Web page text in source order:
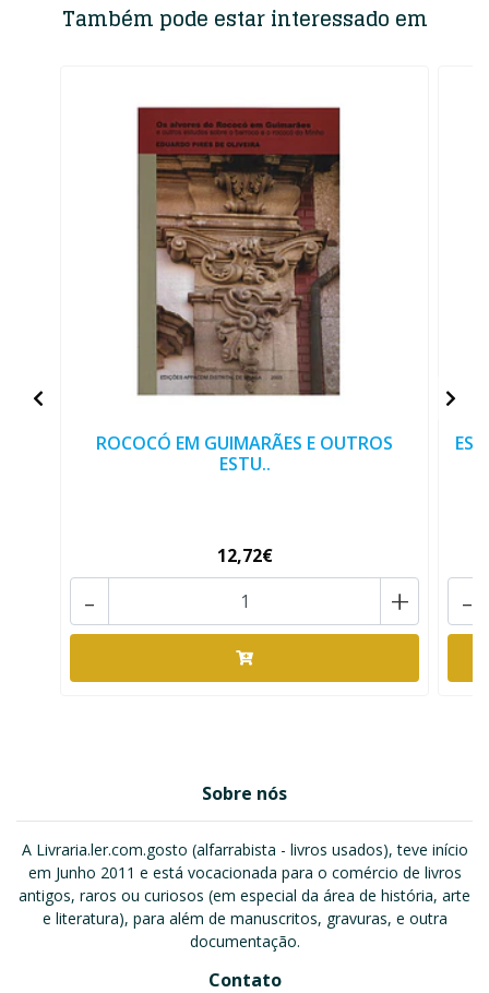
Também pode estar interessado em
ROCOCÓ EM GUIMARÃES E OUTROS
ESTU..
12,72€
+
- -
Sobre nós
A Livraria.ler.com.gosto (alfarrabista - livros usados), teve início
em Junho 2011 e está vocacionada para o comércio de livros
antigos, raros ou curiosos (em especial da área de história, arte
e literatura), para além de manuscritos, gravuras, e outra
documentação.
Contato